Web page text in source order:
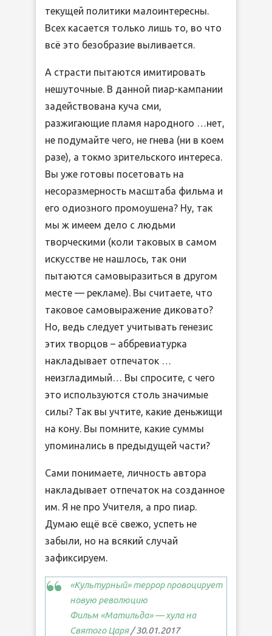
текущей политики малоинтересны.
Всех касается только лишь то, во что
всё это безобразие выливается.
А страсти пытаются имитировать
нешуточные. В данной пиар-кампании
задействована куча сми,
разжигающие пламя народного …нет,
не подумайте чего, не гнева (ни в коем
разе), а токмо зрительского интереса.
Вы уже готовы посетовать на
несоразмерность масштаба фильма и
его одиозного промоушена? Ну, так
мы ж имеем дело с людьми
творческими (коли таковых в самом
искусстве не нашлось, так они
пытаются самовыразиться в другом
месте — рекламе). Вы считаете, что
таковое самовыражение диковато?
Но, ведь следует учитывать генезис
этих творцов – аббревиатурка
накладывает отпечаток …
неизгладимый… Вы спросите, с чего
это используются столь значимые
силы? Так вы учтите, какие деньжищи
на кону. Вы помните, какие суммы
упоминались в предыдущей части?
Сами понимаете, личность автора
накладывает отпечаток на созданное
им. Я не про Учителя, а про пиар.
Думаю ещё всё свежо, успеть не
забыли, но на всякий случай
зафиксируем.
«Культурный» террор провоцирует
новую революцию
Фильм «Матильда» — хула на
Святого Царя/ 30.01.2017